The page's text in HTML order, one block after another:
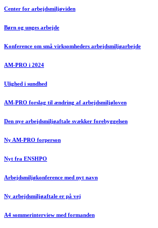
Center for arbejdsmiljøviden
Børn og unges arbejde
Konference om små virksomheders arbejdsmiljøarbejde
AM-PRO i 2024
Ulighed i sundhed
AM-PRO forslag til ændring af arbejdsmiljøloven
Den nye arbejdsmiljøaftale svækker forebyggelsen
Ny AM-PRO forperson
Nyt fra ENSHPO
Arbejdsmiljøkonference med nyt navn
Ny arbejdsmiljøaftale er på vej
A4 sommerinterview med formanden